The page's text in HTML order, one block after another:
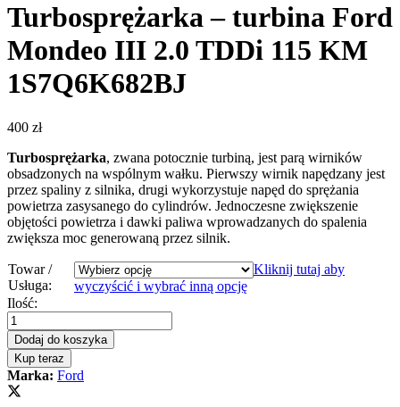
Turbosprężarka – turbina Ford
Mondeo III 2.0 TDDi 115 KM
1S7Q6K682BJ
400 zł
Turbosprężarka, zwana potocznie turbiną, jest parą wirników
obsadzonych na wspólnym wałku. Pierwszy wirnik napędzany jest
przez spaliny z silnika, drugi wykorzystuje napęd do sprężania
powietrza zasysanego do cylindrów. Jednoczesne zwiększenie
objętości powietrza i dawki paliwa wprowadzanych do spalenia
zwiększa moc generowaną przez silnik.
Towar /
Usługa:
Kliknij tutaj aby
wyczyścić i wybrać inną opcję
Turbosprężarka
–
turbina
Ford
Mondeo
III
2.0
Ilość:
Dodaj do koszyka
Kup teraz
Marka: Ford